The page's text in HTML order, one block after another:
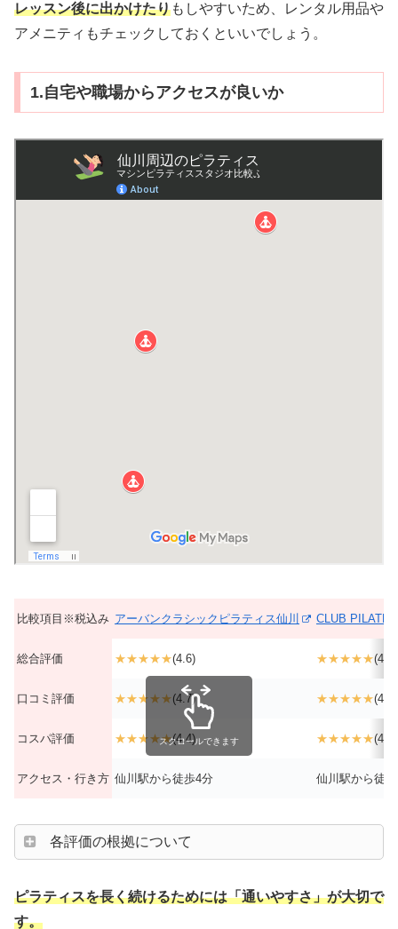
レッスン後に出かけたりもしやすいため、レンタル用品や
アメニティもチェックしておくといいでしょう。
1.自宅や職場からアクセスが良いか
比較項目※税込み アーバンクラシックピラティス仙川 CLUB
総合評価 ★★★★★(4.6) ★★★★★(4.9)
口コミ評価 ★★★★★(4.7) ★★★★★(4.9)
コスパ評価 ★★★★★(4.4) ★★★★★(4.9)
アクセス・行き方 仙川駅から徒歩4分 仙川駅から徒
スクロールできます
各評価の根拠について
ピラティスを長く続けるためには「通いやすさ」が大切で
す。